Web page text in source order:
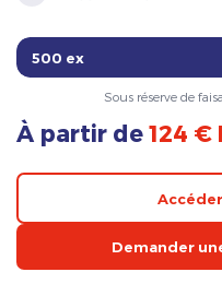
Sous réserve de
À partir de 124 €
Demander